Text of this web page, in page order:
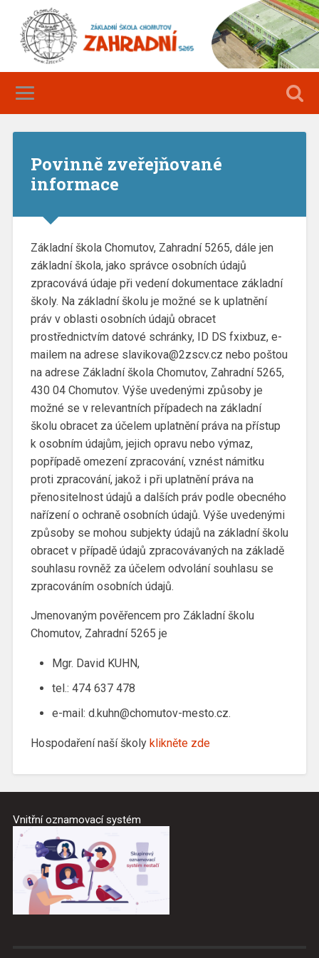
Povinně zveřejňované
informace
Základní škola Chomutov, Zahradní 5265, dále jen
základní škola, jako správce osobních údajů
zpracovává údaje při vedení dokumentace základní
školy. Na základní školu je možné se k uplatnění
práv v oblasti osobních údajů obracet
prostřednictvím datové schránky, ID DS fxixbuz, e-
mailem na adrese slavikova@2zscv.cz nebo poštou
na adrese Základní škola Chomutov, Zahradní 5265,
430 04 Chomutov. Výše uvedenými způsoby je
možné se v relevantních případech na základní
školu obracet za účelem uplatnění práva na přístup
k osobním údajům, jejich opravu nebo výmaz,
popřípadě omezení zpracování, vznést námitku
proti zpracování, jakož i při uplatnění práva na
přenositelnost údajů a dalších práv podle obecného
nařízení o ochraně osobních údajů. Výše uvedenými
způsoby se mohou subjekty údajů na základní školu
obracet v případě údajů zpracovávaných na základě
souhlasu rovněž za účelem odvolání souhlasu se
zpracováním osobních údajů.
Jmenovaným pověřencem pro Základní školu
Chomutov, Zahradní 5265 je
Mgr. David KUHN,
tel.: 474 637 478
e-mail: d.kuhn@chomutov-mesto.cz.
Hospodaření naší školy klikněte zde
Vnitřní oznamovací systém